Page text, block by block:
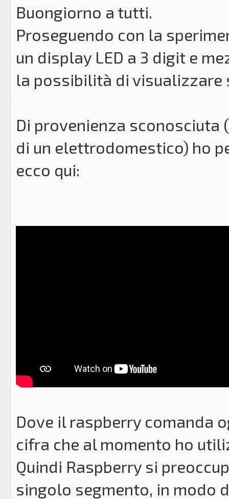
Buongiorno a tutti.
Proseguendo con la
un display LED a 3 digit e
la possibilità di visualizzare
Di provenienza
di un elettrodomestico) ho
ecco qui:
Dove il raspberry comanda
cifra che al momento ho
Quindi Raspberry si
singolo segmento, in modo